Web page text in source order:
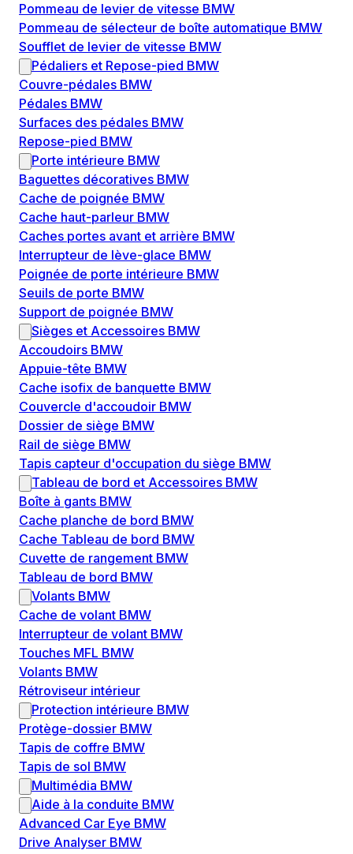
Pommeau de levier de vitesse BMW
Pommeau de sélecteur de boîte automatique BMW
Soufflet de levier de vitesse BMW
Pédaliers et Repose-pied BMW
Couvre-pédales BMW
Pédales BMW
Surfaces des pédales BMW
Repose-pied BMW
Porte intérieure BMW
Baguettes décoratives BMW
Cache de poignée BMW
Cache haut-parleur BMW
Caches portes avant et arrière BMW
Interrupteur de lève-glace BMW
Poignée de porte intérieure BMW
Seuils de porte BMW
Support de poignée BMW
Sièges et Accessoires BMW
Accoudoirs BMW
Appuie-tête BMW
Cache isofix de banquette BMW
Couvercle d'accoudoir BMW
Dossier de siège BMW
Rail de siège BMW
Tapis capteur d'occupation du siège BMW
Tableau de bord et Accessoires BMW
Boîte à gants BMW
Cache planche de bord BMW
Cache Tableau de bord BMW
Cuvette de rangement BMW
Tableau de bord BMW
Volants BMW
Cache de volant BMW
Interrupteur de volant BMW
Touches MFL BMW
Volants BMW
Rétroviseur intérieur
Protection intérieure BMW
Protège-dossier BMW
Tapis de coffre BMW
Tapis de sol BMW
Multimédia BMW
Aide à la conduite BMW
Advanced Car Eye BMW
Drive Analyser BMW